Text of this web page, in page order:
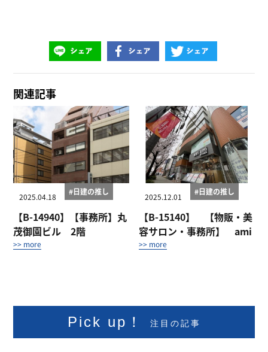
関連記事
2025.04.18
#日建の推し
【B-14940】【事務所】丸
茂御園ビル 2階
>> more
2025.12.01
#日建の推し
【B-15140】 【物販・美
容サロン・事務所】 ami
ami annex 3階AB
>> more
Pick up！ 注目の記事